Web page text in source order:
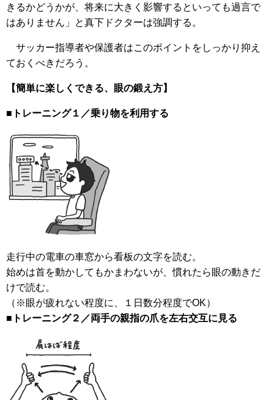
きるかどうかが、将来に大きく影響するといっても過言で
はありません」と真下ドクターは強調する。
サッカー指導者や保護者はこのポイントをしっかり抑え
ておくべきだろう。
【簡単に楽しくできる、眼の鍛え方】
■トレーニング１／乗り物を利用する
走行中の電車の車窓から看板の文字を読む。
始めは首を動かしてもかまわないが、慣れたら眼の動きだ
けで読む。
（※眼が疲れない程度に、１日数分程度でOK）
■トレーニング２／両手の親指の爪を左右交互に見る